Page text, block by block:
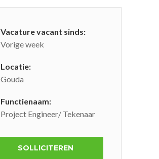
Vacature vacant sinds:
Vorige week
Locatie:
Gouda
Functienaam:
Project Engineer/ Tekenaar
SOLLICITEREN